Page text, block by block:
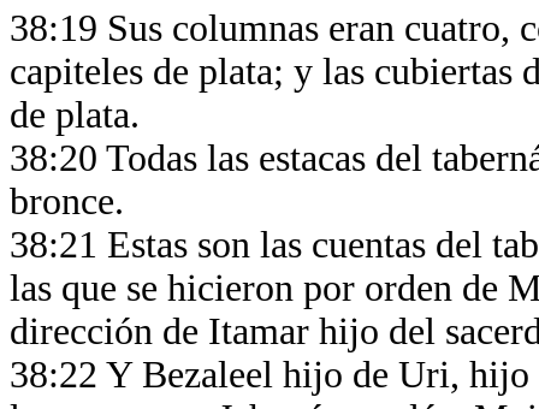
38:19 Sus columnas eran cuatro,
capiteles de plata; y las cubiertas
de plata.
38:20 Todas las estacas del
bronce.
38:21 Estas son las cuentas del
las que se hicieron por orden de
dirección de Itamar hijo del
38:22 Y Bezaleel hijo de Uri, hijo